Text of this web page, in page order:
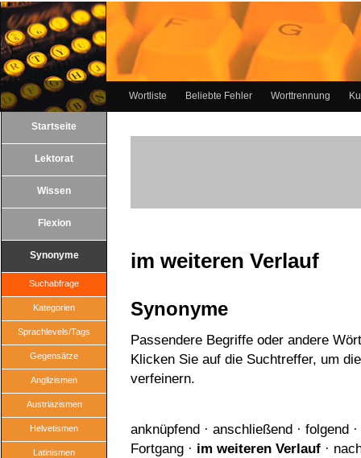
Wortliste Beliebte Fehler Worttrennung
Startseite
Lektorat
Wissen
Flexion
Synonyme
Suchabfrage
Kategorien
Sprachlevels/Tags
Gegensätze
Anglizismen
Austriazismen
Helvetismen
Latinismen
im weiteren Verlauf
Synonyme
Passendere Begriffe oder andere
Klicken Sie auf die Suchtreffer, um
verfeinern.
anknüpfend · anschließend · folgend ·
Fortgang · im weiteren Verlauf ·